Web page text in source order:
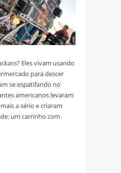
Eles vivam usando
para descer
se espatifando no
americanos levaram
a sério e criaram
um carrinho com